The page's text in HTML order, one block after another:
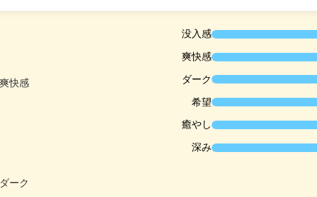
没入感
爽快感
ダーク
希望
癒やし
深み